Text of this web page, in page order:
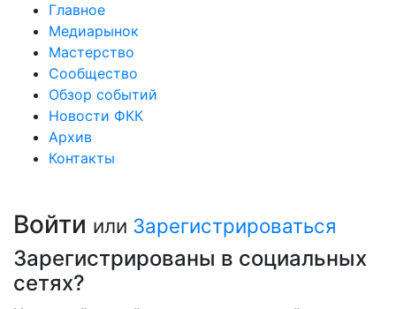
Главное
Медиарынок
Мастерство
Сообщество
Обзор событий
Новости ФКК
Архив
Контакты
Войти или Зарегистрироваться
Зарегистрированы в социальных
сетях?